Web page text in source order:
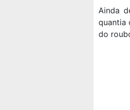
Ainda
quantia
do